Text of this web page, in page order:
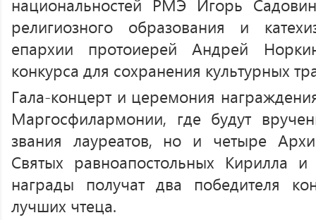
национальностей РМЭ Игорь
религиозного образования и
епархии протоиерей Андрей
конкурса для сохранения культурных
Гала-концерт и церемония
Маргосфилармонии, где будут
звания лауреатов, но и четыре
Святых равноапостольных Кирилла
награды получат два победителя
лучших чтеца.